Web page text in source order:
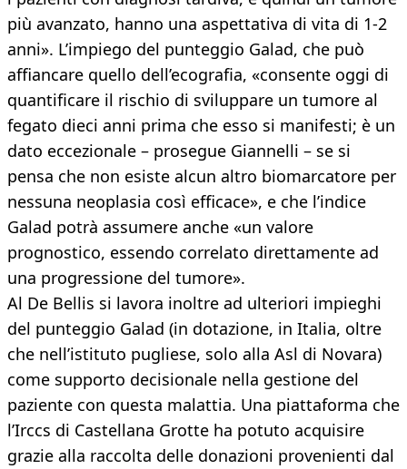
più avanzato, hanno una aspettativa di vita di 1-2
anni». L’impiego del punteggio Galad, che può
affiancare quello dell’ecografia, «consente oggi di
quantificare il rischio di sviluppare un tumore al
fegato dieci anni prima che esso si manifesti; è un
dato eccezionale – prosegue Giannelli – se si
pensa che non esiste alcun altro biomarcatore per
nessuna neoplasia così efficace», e che l’indice
Galad potrà assumere anche «un valore
prognostico, essendo correlato direttamente ad
una progressione del tumore».
Al De Bellis si lavora inoltre ad ulteriori impieghi
del punteggio Galad (in dotazione, in Italia, oltre
che nell’istituto pugliese, solo alla Asl di Novara)
come supporto decisionale nella gestione del
paziente con questa malattia. Una piattaforma che
l’Irccs di Castellana Grotte ha potuto acquisire
grazie alla raccolta delle donazioni provenienti dal